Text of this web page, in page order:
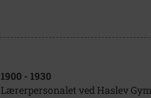
1900 - 1930
Lærerpersonalet ved Haslev